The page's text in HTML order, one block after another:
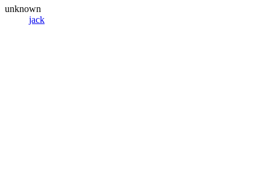
unknown
jack